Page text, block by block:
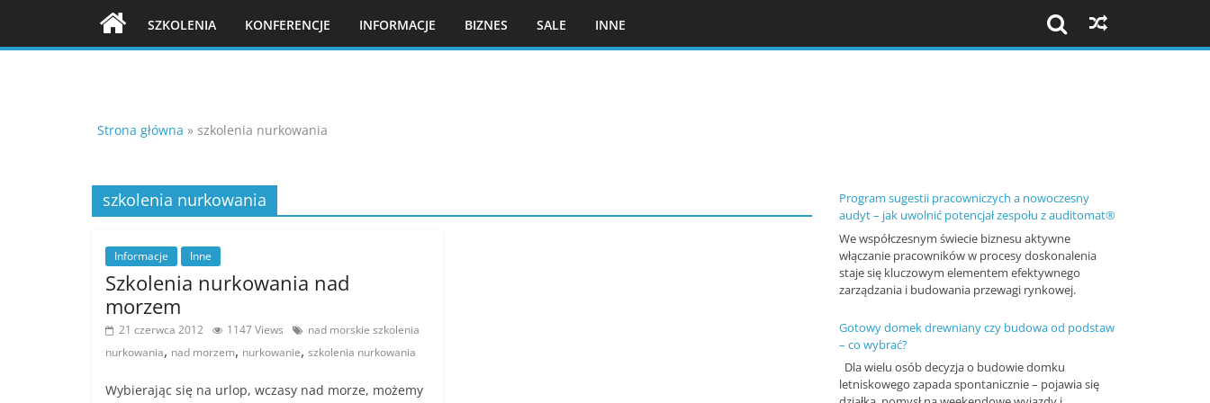
content
SZKOLENIA KONFERENCJE INFORMACJE BIZNES SALE INNE
konferencje
Strona główna » szkolenia nurkowania
szkolenia nurkowania
Informacje Inne
Szkolenia nurkowania nad
morzem
21 czerwca 2012 1147 Views
nad morskie szkolenia
nurkowania, nad morzem, nurkowanie, szkolenia nurkowania
Wybierając się na urlop, wczasy nad morze, możemy
Program sugestii pracowniczych a nowoczesny
audyt – jak uwolnić potencjał zespołu z auditomat®
We współczesnym świecie biznesu aktywne
włączanie pracowników w procesy doskonalenia
staje się kluczowym elementem efektywnego
zarządzania i budowania przewagi rynkowej.
Gotowy domek drewniany czy budowa od podstaw
– co wybrać?
Dla wielu osób decyzja o budowie domku
letniskowego zapada spontanicznie – pojawia się